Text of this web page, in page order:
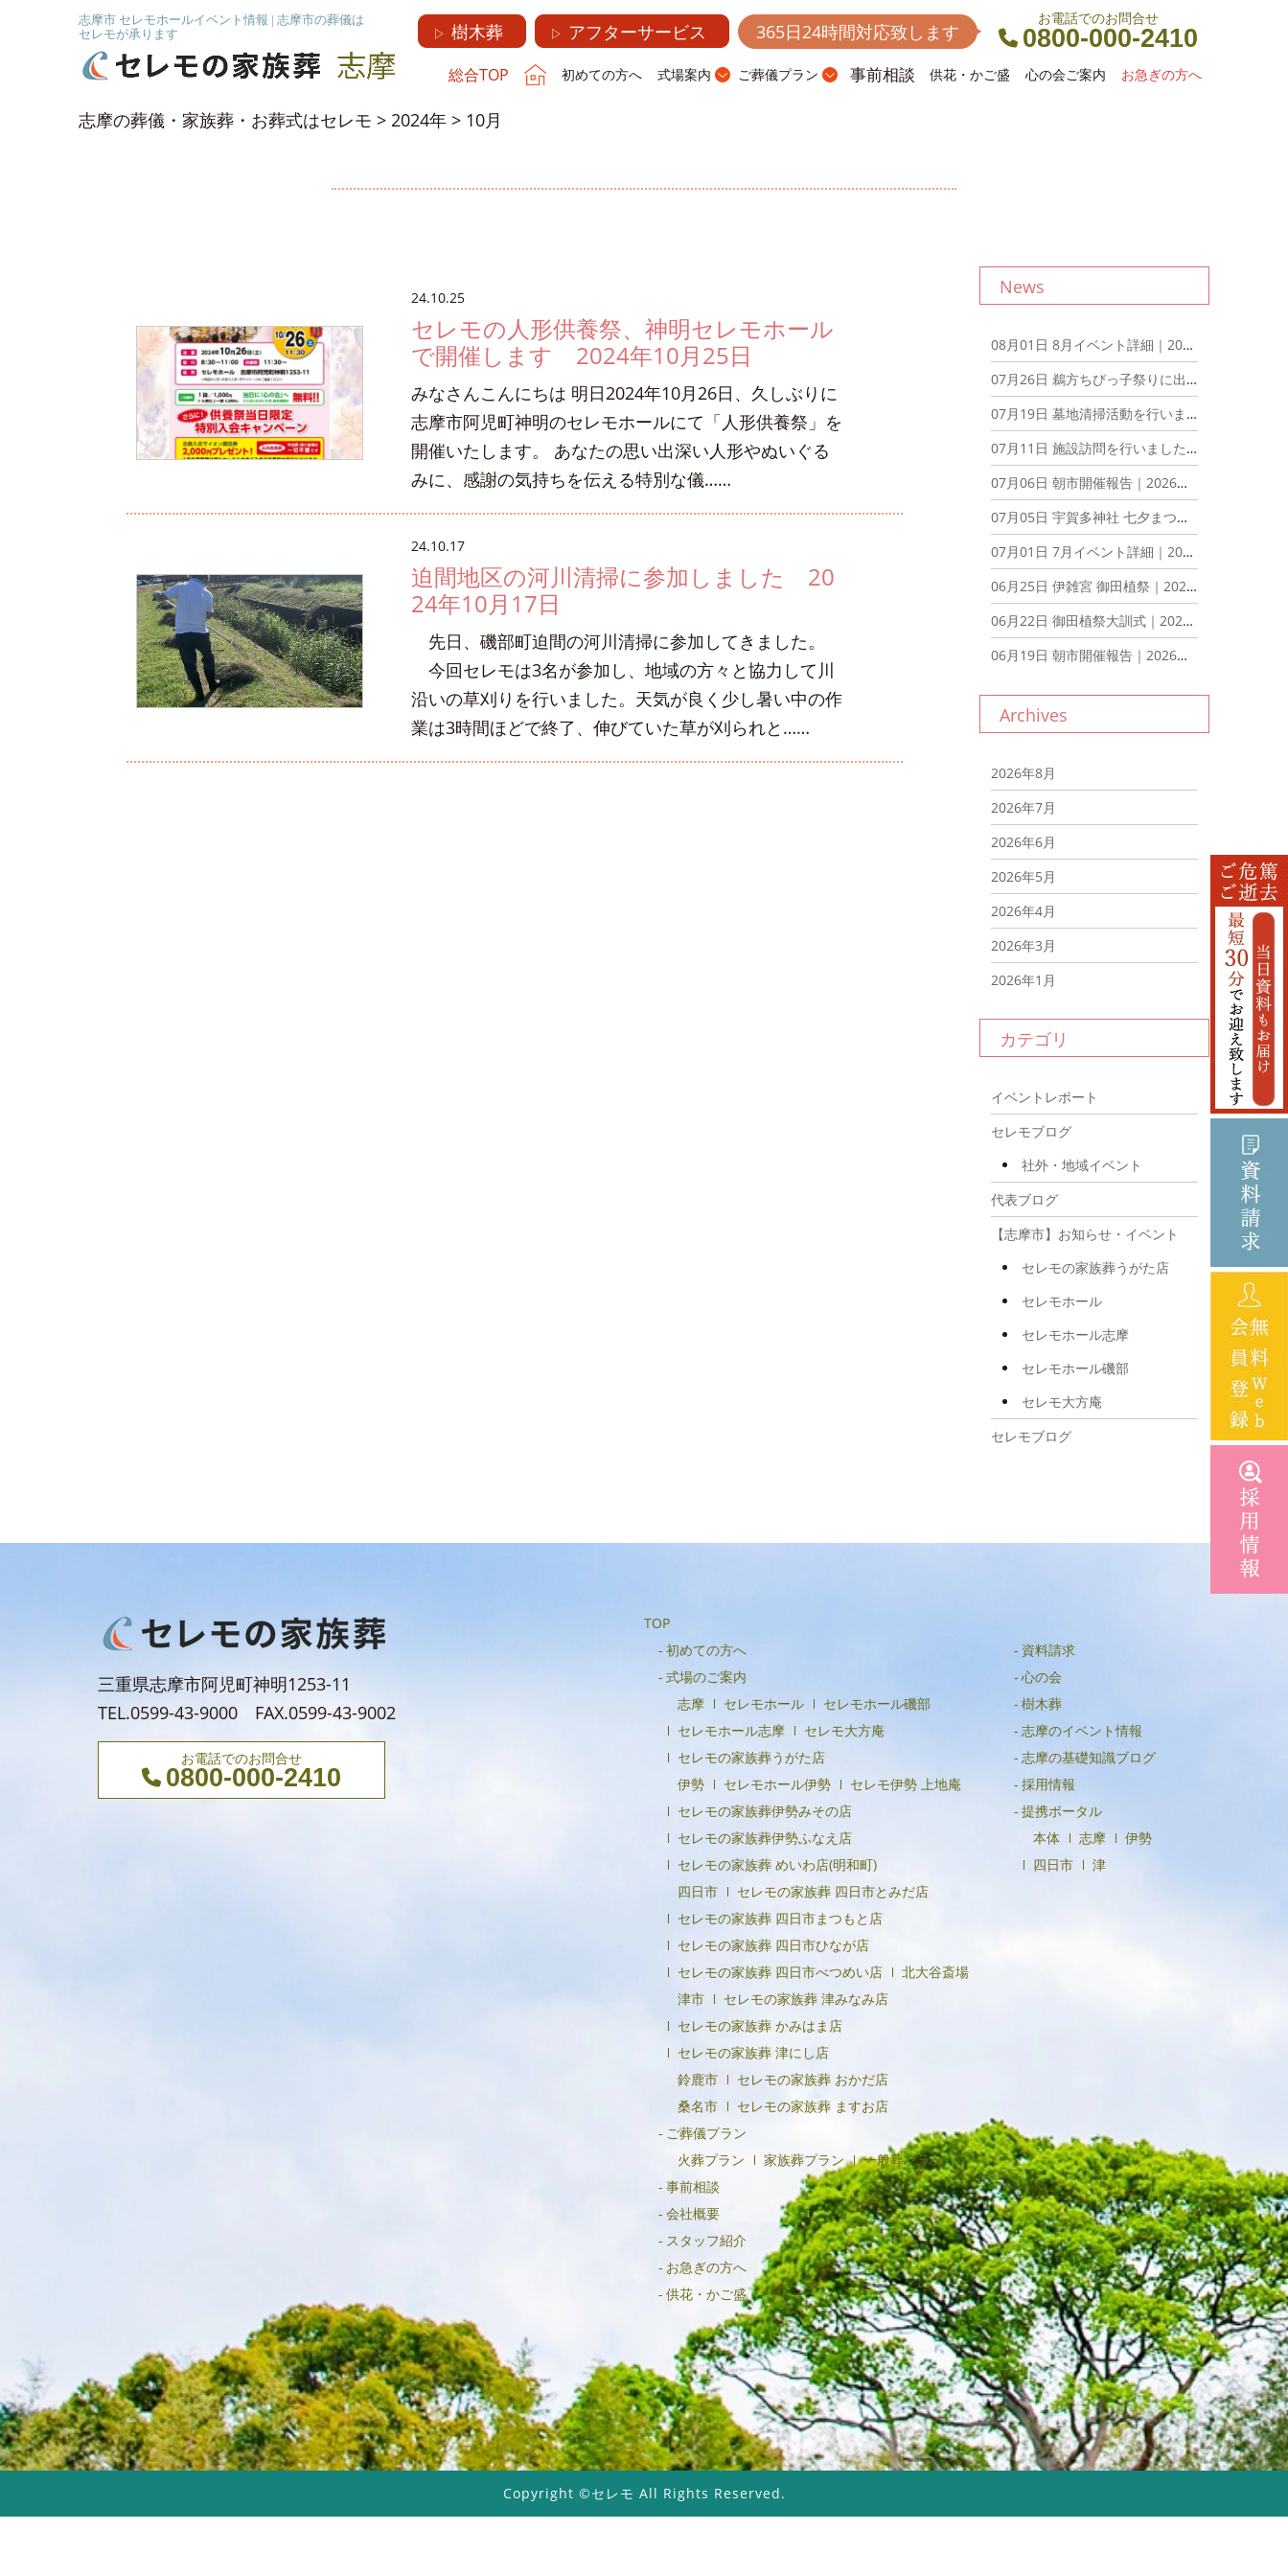
志摩市 セレモホールイベント情報 | 志摩市の葬儀は
セレモが承ります
▷ 樹木葬 ▷ アフターサービス 365日24時間対応致します
お電話でのお問合せ
0800-000-2410
総合TOP 初めての方へ 式場案内 ご葬儀プラン 事前相談 供花・かご盛 心の会ご案内 お急ぎの方へ
志摩の葬儀・家族葬・お葬式はセレモ > 2024年 > 10月
24.10.25
セレモの人形供養祭、神明セレモホール
で開催します 2024年10月25日
みなさんこんにちは 明日2024年10月26日、久しぶりに
志摩市阿児町神明のセレモホールにて「人形供養祭」を
開催いたします。 あなたの思い出深い人形やぬいぐる
みに、感謝の気持ちを伝える特別な儀……
24.10.17
迫間地区の河川清掃に参加しました 20
24年10月17日
先日、磯部町迫間の河川清掃に参加してきました。
今回セレモは3名が参加し、地域の方々と協力して川
沿いの草刈りを行いました。天気が良く少し暑い中の作
業は3時間ほどで終了、伸びていた草が刈られと……
News
08月01日 8月イベント詳細｜2026年8月1日
07月26日 鵜方ちびっ子祭りに出店しました｜2026年7月26日
07月19日 墓地清掃活動を行いました｜2026年7月19日
07月11日 施設訪問を行いました！｜2026年7月11日
07月06日 朝市開催報告｜2026年7月6日
07月05日 宇賀多神社 七夕まつり ブース出展報告｜2026年7月5日
07月01日 7月イベント詳細｜2026年7月1日
06月25日 伊雑宮 御田植祭｜2026年6月25日
06月22日 御田植祭大訓式｜2026年6月22日
06月19日 朝市開催報告｜2026年6月19日
Archives
2026年8月
2026年7月
2026年6月
2026年5月
2026年4月
2026年3月
2026年1月
2025年12月
2025年11月
2025年9月
2025年7月
2025年6月
2024年10月
2024年7月
2024年6月
2023年9月
2023年7月
2023年6月
2023年4月
2023年3月
2023年1月
2022年12月
2021年8月
2021年7月
2021年6月
2021年5月
2021年4月
2021年3月
2021年2月
2021年1月
2020年12月
2020年11月
2020年10月
カテゴリ
イベントレポート
セレモブログ
社外・地域イベント
代表ブログ
【志摩市】お知らせ・イベント
セレモの家族葬うがた店
セレモホール
セレモホール志摩
セレモホール磯部
セレモ大方庵
セレモブログ
三重県志摩市阿児町神明1253-11
TEL.0599-43-9000 FAX.0599-43-9002
お電話でのお問合せ
0800-000-2410
TOP
初めての方へ
式場のご案内
志摩
セレモホール
セレモホール磯部
セレモホール志摩
セレモ大方庵
セレモの家族葬うがた店
伊勢
セレモホール伊勢
セレモ伊勢 上地庵
セレモの家族葬伊勢みその店
セレモの家族葬伊勢ふなえ店
セレモの家族葬 めいわ店(明和町)
四日市
セレモの家族葬 四日市とみだ店
セレモの家族葬 四日市まつもと店
セレモの家族葬 四日市ひなが店
セレモの家族葬 四日市べつめい店
北大谷斎場
津市
セレモの家族葬 津みなみ店
セレモの家族葬 かみはま店
セレモの家族葬 津にし店
鈴鹿市
セレモの家族葬 おかだ店
桑名市
セレモの家族葬 ますお店
ご葬儀プラン
火葬プラン
家族葬プラン
一般葬プラン
事前相談
会社概要
スタッフ紹介
お急ぎの方へ
供花・かご盛
資料請求
心の会
樹木葬
志摩のイベント情報
志摩の基礎知識ブログ
採用情報
提携ポータル
本体
志摩
伊勢
四日市
津
Copyright ©セレモ All Rights Reserved.